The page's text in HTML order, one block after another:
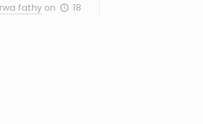
fathy on 18 مايو، 2026